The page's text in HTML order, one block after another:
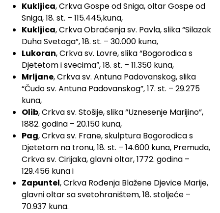
Kukljica, Crkva Gospe od Sniga, oltar Gospe od
Sniga, 18. st. – 115.445,kuna,
Kukljica, Crkva Obraćenja sv. Pavla, slika “Silazak
Duha Svetoga”, 18. st. – 30.000 kuna,
Lukoran, Crkva sv. Lovre, slika “Bogorodica s
Djetetom i svecima”, 18. st. – 11.350 kuna,
Mrljane, Crkva sv. Antuna Padovanskog, slika
“Čudo sv. Antuna Padovanskog”, 17. st. – 29.275
kuna,
Olib, Crkva sv. Stošije, slika “Uznesenje Marijino”,
1882. godina – 20.150 kuna,
Pag, Crkva sv. Frane, skulptura Bogorodica s
Djetetom na tronu, 18. st. – 14.600 kuna, Premuda,
Crkva sv. Cirijaka, glavni oltar, 1772. godina –
129.456 kuna i
Zapuntel, Crkva Rođenja Blažene Djevice Marije,
glavni oltar sa svetohraništem, 18. stoljeće –
70.937 kuna.